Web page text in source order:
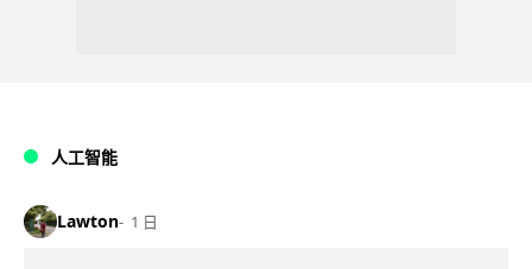
人工智能
Lawton 1 日